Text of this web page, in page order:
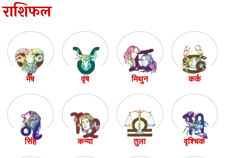
राशिफल
मेष वृष मिथुन कर्क
सिंह कन्या तुला वृश्चिक